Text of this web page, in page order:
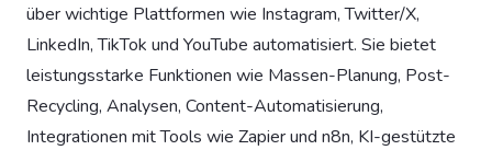
über wichtige Plattformen wie Instagram, Twitter/X,
LinkedIn, TikTok und YouTube automatisiert. Sie bietet
leistungsstarke Funktionen wie Massen-Planung, Post-
Recycling, Analysen, Content-Automatisierung,
Integrationen mit Tools wie Zapier und n8n, KI-gestützte